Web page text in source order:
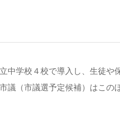
中学校４校で導入し、生徒や
議（市議選予定候補）はこの